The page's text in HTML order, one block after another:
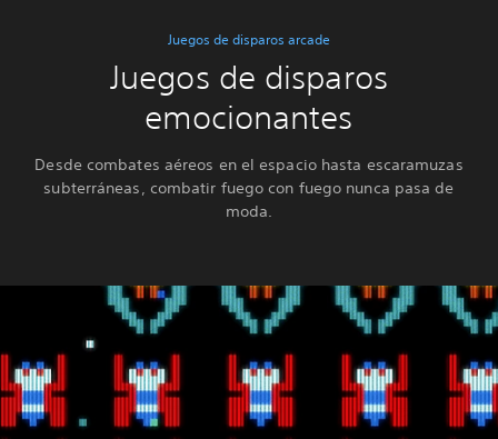
Juegos de disparos arcade
Juegos de disparos
emocionantes
Desde combates aéreos en el espacio hasta escaramuzas
subterráneas, combatir fuego con fuego nunca pasa de
moda.